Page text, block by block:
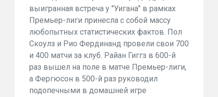
выигранная встреча у "Уигана" в рамках
Премьер-лиги принесла с собой массу
любопытных статистических фактов. Пол
Скоулз и Рио Фердинанд провели свои 700
и 400 матчи за клуб. Райан Гиггз в 600-й
раз вышел на поле в матче Премьер-лиги,
а Фергюсон в 500-й раз руководил
подопечными в домашней игре